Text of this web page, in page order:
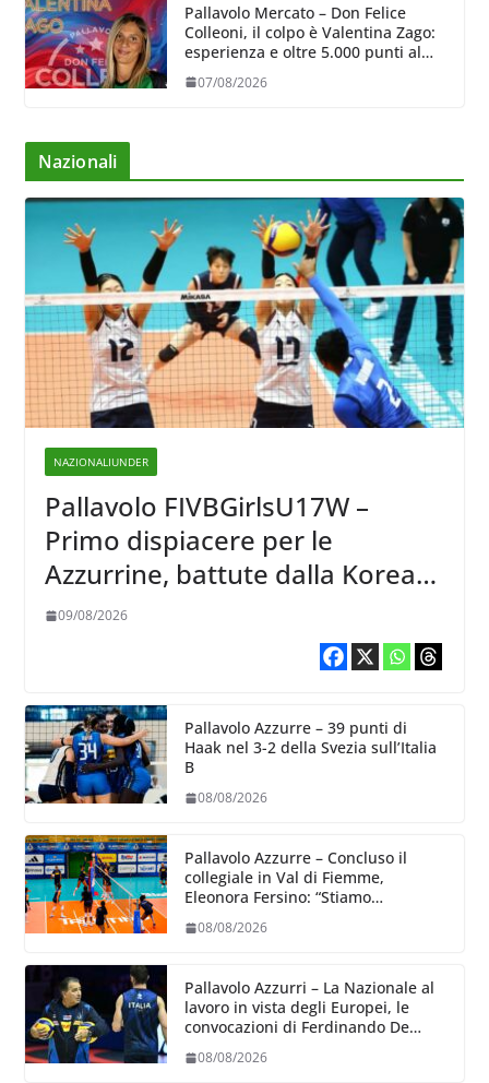
Pallavolo Mercato – Don Felice
Colleoni, il colpo è Valentina Zago:
esperienza e oltre 5.000 punti al
servizio di Trescore
07/08/2026
Nazionali
NAZIONALIUNDER
Pallavolo FIVBGirlsU17W –
Primo dispiacere per le
Azzurrine, battute dalla Korea
3-1
09/08/2026
Pallavolo Azzurre – 39 punti di
Haak nel 3-2 della Svezia sull’Italia
B
08/08/2026
Pallavolo Azzurre – Concluso il
collegiale in Val di Fiemme,
Eleonora Fersino: “Stiamo
dove poter migliorare”.
08/08/2026
Pallavolo Azzurri – La Nazionale al
lavoro in vista degli Europei, le
convocazioni di Ferdinando De
08/08/2026